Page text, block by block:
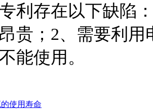
利存在以下缺陷
贵；2、需要利
能使用。
使用寿命